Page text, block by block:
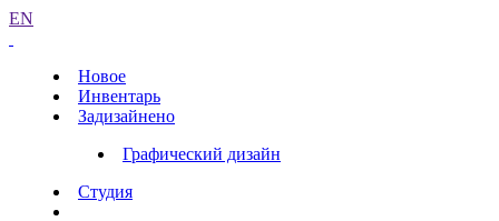
EN
Новое
Инвентарь
Задизайнено
Графический дизайн
Студия